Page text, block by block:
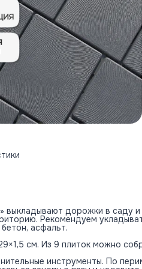
выкладывают дорожки в саду
Рекомендуем
асфальт.
см. Из 9 плиток можно
инструменты. По